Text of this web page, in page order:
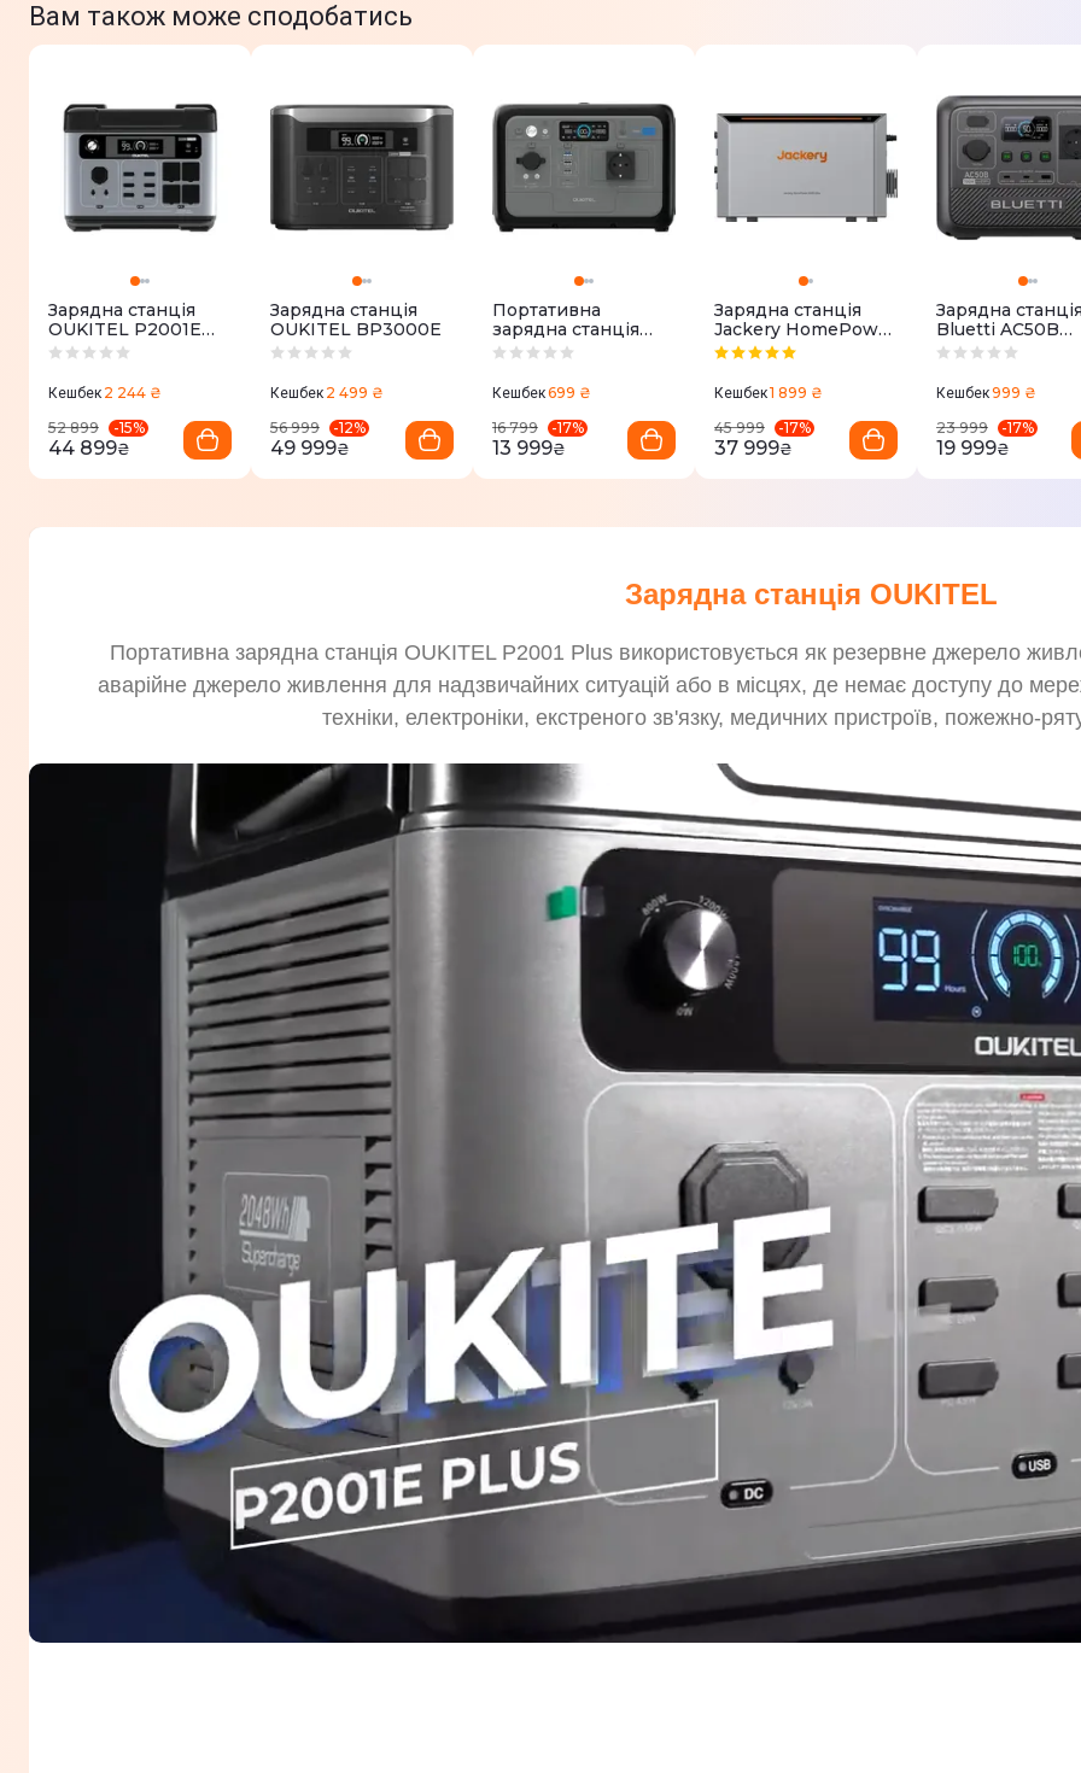
Вам також може сподобатись
Зарядна станція
OUKITEL P2001E
PRO (3200W,
Кешбек 2 244 ₴
52 899
-15%
44 899₴
Зарядна станція
OUKITEL BP3000E
Кешбек 2 499 ₴
56 999
-12%
49 999₴
Портативна
зарядна станція
Oukitel P800E
Кешбек699 ₴
16 799
-17%
13 999₴
Зарядна станція
Jackery HomePower
2000 Ultra / 2048
Кешбек1 899 ₴
45 999
-17%
37 999₴
Зарядна станцiя
Bluetti AC50B
448Wh
Кешбек999 ₴
23 999
-17%
19 999₴
Зарядна станція OUKITEL
Портативна зарядна станція OUKITEL P2001 Plus використовується як резервне джерело
аварійне джерело живлення для надзвичайних ситуацій або в місцях, де немає доступу до
техніки, електроніки, екстреного зв'язку, медичних пристроїв, пожежно-